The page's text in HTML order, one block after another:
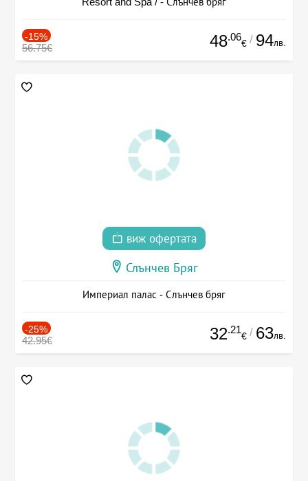
-15%
56.75€ 48.06
€ / 94лв.
виж офертата
Слънчев Бряг
Империал палас - Слънчев бряг
-25%
42.95€ 32.21
€ / 63лв.